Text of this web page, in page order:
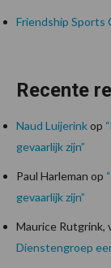
Friendship Sports
Recente
Naud Luijerinkop
gevaarlijk zijn”
Paul Harleman op
gevaarlijk zijn”
Maurice Rutgrink,
Dienstengroep